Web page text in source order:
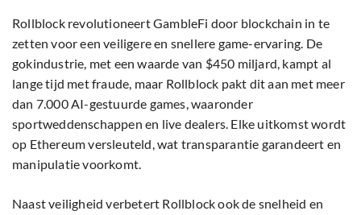
Rollblock revolutioneert GambleFi door blockchain in te
zetten voor een veiligere en snellere game-ervaring. De
gokindustrie, met een waarde van $450 miljard, kampt al
lange tijd met fraude, maar Rollblock pakt dit aan met meer
dan 7.000 AI-gestuurde games, waaronder
sportweddenschappen en live dealers. Elke uitkomst wordt
op Ethereum versleuteld, wat transparantie garandeert en
manipulatie voorkomt.
Naast veiligheid verbetert Rollblock ook de snelheid en